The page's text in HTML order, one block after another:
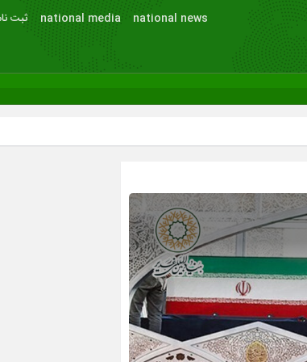
national news
national media ثبت